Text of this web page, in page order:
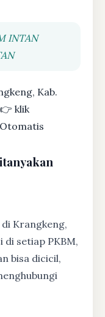
INTAN
Kab.
👉 klik
Krangkeng,
di setiap PKBM,
bisa dicicil,